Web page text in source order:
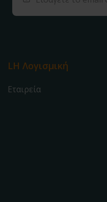
LH Λογισμική
Εταιρεία